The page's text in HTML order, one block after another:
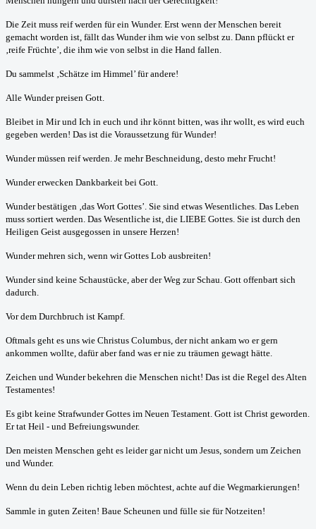
Die Zeit muss reif werden für ein Wunder. Erst wenn der Menschen bereit
gemacht worden ist, fällt das Wunder ihm wie von selbst zu. Dann pflückt er
‚reife Früchte’, die ihm wie von selbst in die Hand fallen.
Du sammelst ‚Schätze im Himmel’ für andere!
Alle Wunder preisen Gott.
Bleibet in Mir und Ich in euch und ihr könnt bitten, was ihr wollt, es wird euch
gegeben werden! Das ist die Voraussetzung für Wunder!
Wunder müssen reif werden. Je mehr Beschneidung, desto mehr Frucht!
Wunder erwecken Dankbarkeit bei Gott.
Wunder bestätigen ‚das Wort Gottes’. Sie sind etwas Wesentliches. Das Leben
muss sortiert werden. Das Wesentliche ist, die LIEBE Gottes. Sie ist durch den
Heiligen Geist ausgegossen in unsere Herzen!
Wunder mehren sich, wenn wir Gottes Lob ausbreiten!
Wunder sind keine Schaustücke, aber der Weg zur Schau. Gott offenbart sich
dadurch.
Vor dem Durchbruch ist Kampf.
Oftmals geht es uns wie Christus Columbus, der nicht ankam wo er gern
ankommen wollte, dafür aber fand was er nie zu träumen gewagt hätte.
Zeichen und Wunder bekehren die Menschen nicht! Das ist die Regel des Alten
Testamentes!
Es gibt keine Strafwunder Gottes im Neuen Testament. Gott ist Christ geworden.
Er tat Heil - und Befreiungswunder.
Den meisten Menschen geht es leider gar nicht um Jesus, sondern um Zeichen
und Wunder.
Wenn du dein Leben richtig leben möchtest, achte auf die Wegmarkierungen!
Sammle in guten Zeiten! Baue Scheunen und fülle sie für Notzeiten!